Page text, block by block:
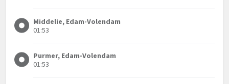
Middelie, Edam-Volendam
01:53
Purmer, Edam-Volendam
01:53